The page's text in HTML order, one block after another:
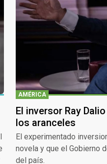
AMÉRICA
El inversor Ray
los aranceles
El experimentado
novela y que el Gobierno
del país.